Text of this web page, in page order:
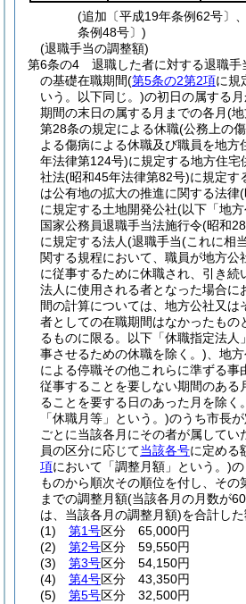
(追加〔平成19年条例62号〕
条例48号〕)
(退職手当の調整額)
第6条の4
退職した者に対する退職
の基礎在職期間(第5条の2第2項に規
いう。以下同じ。)の初日の属する
期間の末日の属する月までの各月(
第28条の規定による休職(公務上の
よる傷病による休職及び職員を地方
年法律第124号)に規定する地方住宅
社法(昭和45年法律第82号)に規定す
は公有地の拡大の推進に関する法律(
に規定する土地開発公社(以下「地
国家公務員退職手当法施行令(昭和
に規定する法人(退職手当(これに相
関する規程において、職員が地方公
に従事するために休職され、引き続
法人に使用される者となった場合に
間の計算については、地方公社又は
者としての在職期間はなかったもの
るものに限る。以下「休職指定法人
事させるための休職を除く。) 、地
による停職その他これらに準ずる事
従事することを要しない期間のある
ることを要する日のあった月を除く。
「休職月等」という。)のうち市長
ごとに当該各月にその者が属してい
員の区分に応じて当該各号に定める
項において「調整月額」という。)
ものから順次その順位を付し、その
までの調整月額(当該各月の月数が
は、当該各月の調整月額)を合計した
(1)
第1号区分 65,000円
(2)
第2号区分 59,550円
(3)
第3号区分 54,150円
(4)
第4号区分 43,350円
(5)
第5号区分 32,500円